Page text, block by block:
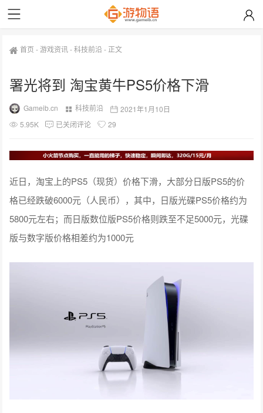
首页 -游戏资讯-科技前沿- 正文
署光将到 淘宝黄牛PS5价格下滑
Gameib.cn 科技前沿
2021年1月10日
5.95K
已关闭评论 29
近日，淘宝上的PS5（现货）价格下滑，大部分日版PS5的价
格已经跌破6000元（人民币），其中，日版光碟PS5价格约为
5800元左右；而日版数位版PS5价格则跌至不足5000元，光碟
版与数字版价格相差约为1000元